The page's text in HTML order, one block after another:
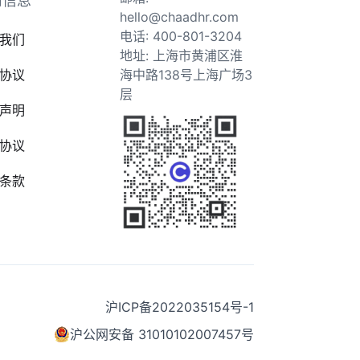
们
议
明
议
款
hello@chaadhr.com
电话: 400-801-3204
地址: 上海市黄浦区淮
海中路138号上海广场3
层
沪ICP备2022035154号-1
沪公网安备 31010102007457号